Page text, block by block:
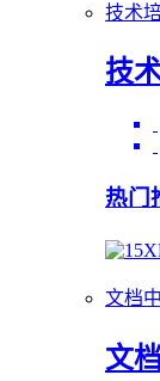
技术
技
热门
文档
文